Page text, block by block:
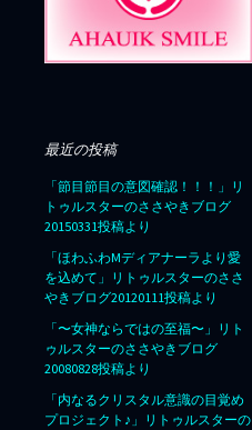
最近の投稿
「節目節目の意図確認！！！」リ
トゥルスターのささやきブログ
20150331投稿より
「ほわふわMディアナーラより愛
を込めて」リトゥルスターのささ
やきブログ20120111投稿より
「〜女神ならではの至福〜」リト
ゥルスターのささやきブログ
20080828投稿より
「内なるクリスタル意識の目覚め
プロジェクト♪」リトゥルスターの